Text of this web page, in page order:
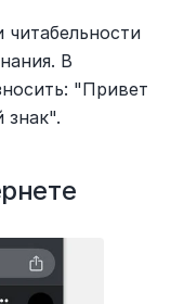
читабельности
В
"Привет
знак".